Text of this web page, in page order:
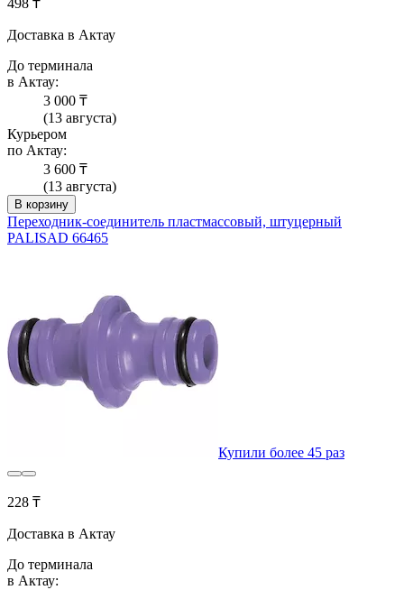
498 ₸
Доставка в Актау
До терминала
в Актау:
3 000 ₸
(13 августа)
Курьером
по Актау:
3 600 ₸
(13 августа)
В корзину
Переходник-соединитель пластмассовый, штуцерный
PALISAD 66465
Купили более 45 раз
228 ₸
Доставка в Актау
До терминала
в Актау: